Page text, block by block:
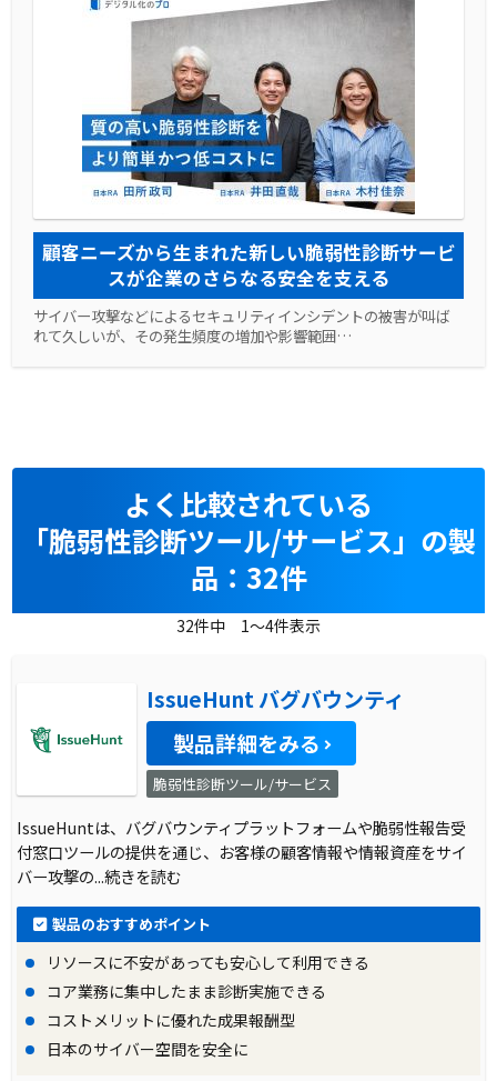
顧客ニーズから生まれた新しい脆弱性診断サービ
スが企業のさらなる安全を支える
サイバー攻撃などによるセキュリティインシデントの被害が叫ば
れて久しいが、その発生頻度の増加や影響範囲…
よく比較されている
「脆弱性診断ツール/サービス」の製
品：32件
32件中 1～4件表示
IssueHunt バグバウンティ
製品詳細をみる
脆弱性診断ツール/サービス
IssueHuntは、バグバウンティプラットフォームや脆弱性報告受
付窓口ツールの提供を通じ、お客様の顧客情報や情報資産をサイ
バー攻撃の...続きを読む
製品のおすすめポイント
リソースに不安があっても安心して利用できる
コア業務に集中したまま診断実施できる
コストメリットに優れた成果報酬型
日本のサイバー空間を安全に